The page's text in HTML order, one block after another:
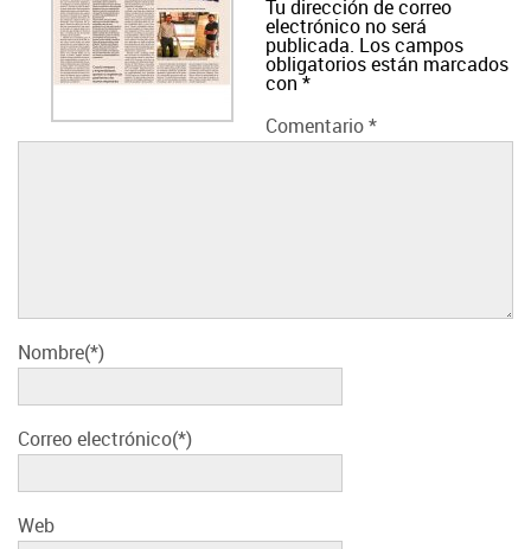
Tu dirección de correo
electrónico no será
publicada. Los campos
obligatorios están marcados
con*
Comentario*
Nombre(*)
Correo electrónico(*)
Web